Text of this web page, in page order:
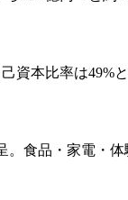
資本比率は49%
食品・家電・